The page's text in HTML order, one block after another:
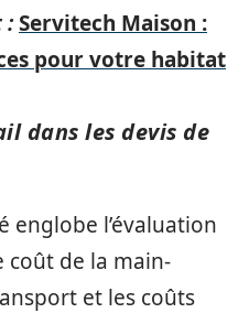
:Servitech Maison :
pour votre habitat
dans les devis de
englobe l’évaluation
coût de la main-
et les coûts